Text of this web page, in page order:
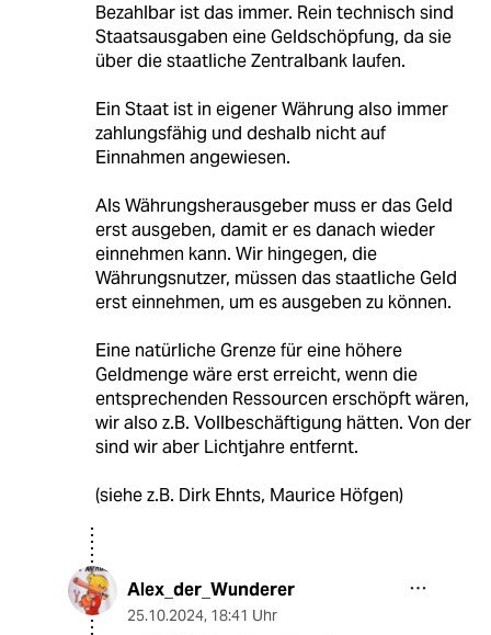
Bezahlbar ist das immer. Rein technisch sind
Staatsausgaben eine Geldschöpfung, da sie
über die staatliche Zentralbank laufen.
Ein Staat ist in eigener Währung also immer
zahlungsfähig und deshalb nicht auf
Einnahmen angewiesen.
Als Währungsherausgeber muss er das Geld
erst ausgeben, damit er es danach wieder
einnehmen kann. Wir hingegen, die
Währungsnutzer, müssen das staatliche Geld
erst einnehmen, um es ausgeben zu können.
Eine natürliche Grenze für eine höhere
Geldmenge wäre erst erreicht, wenn die
entsprechenden Ressourcen erschöpft wären,
wir also z.B. Vollbeschäftigung hätten. Von der
sind wir aber Lichtjahre entfernt.
(siehe z.B. Dirk Ehnts, Maurice Höfgen)
Alex_der_Wunderer
25.10.2024, 18:41 Uhr